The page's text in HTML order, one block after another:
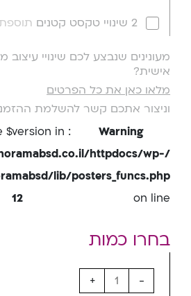
2 שינויי טקסט קטנים תוספת
מעונינים שנבצע לכם שינויי
אישית?
מלאו כאן את כל הפרטים
וניצור אתכם קשר להשלמת
Warning
: Undefined variable $version in
httpdocs/wp-
lib/posters_funcs.php
on line
12
-
+